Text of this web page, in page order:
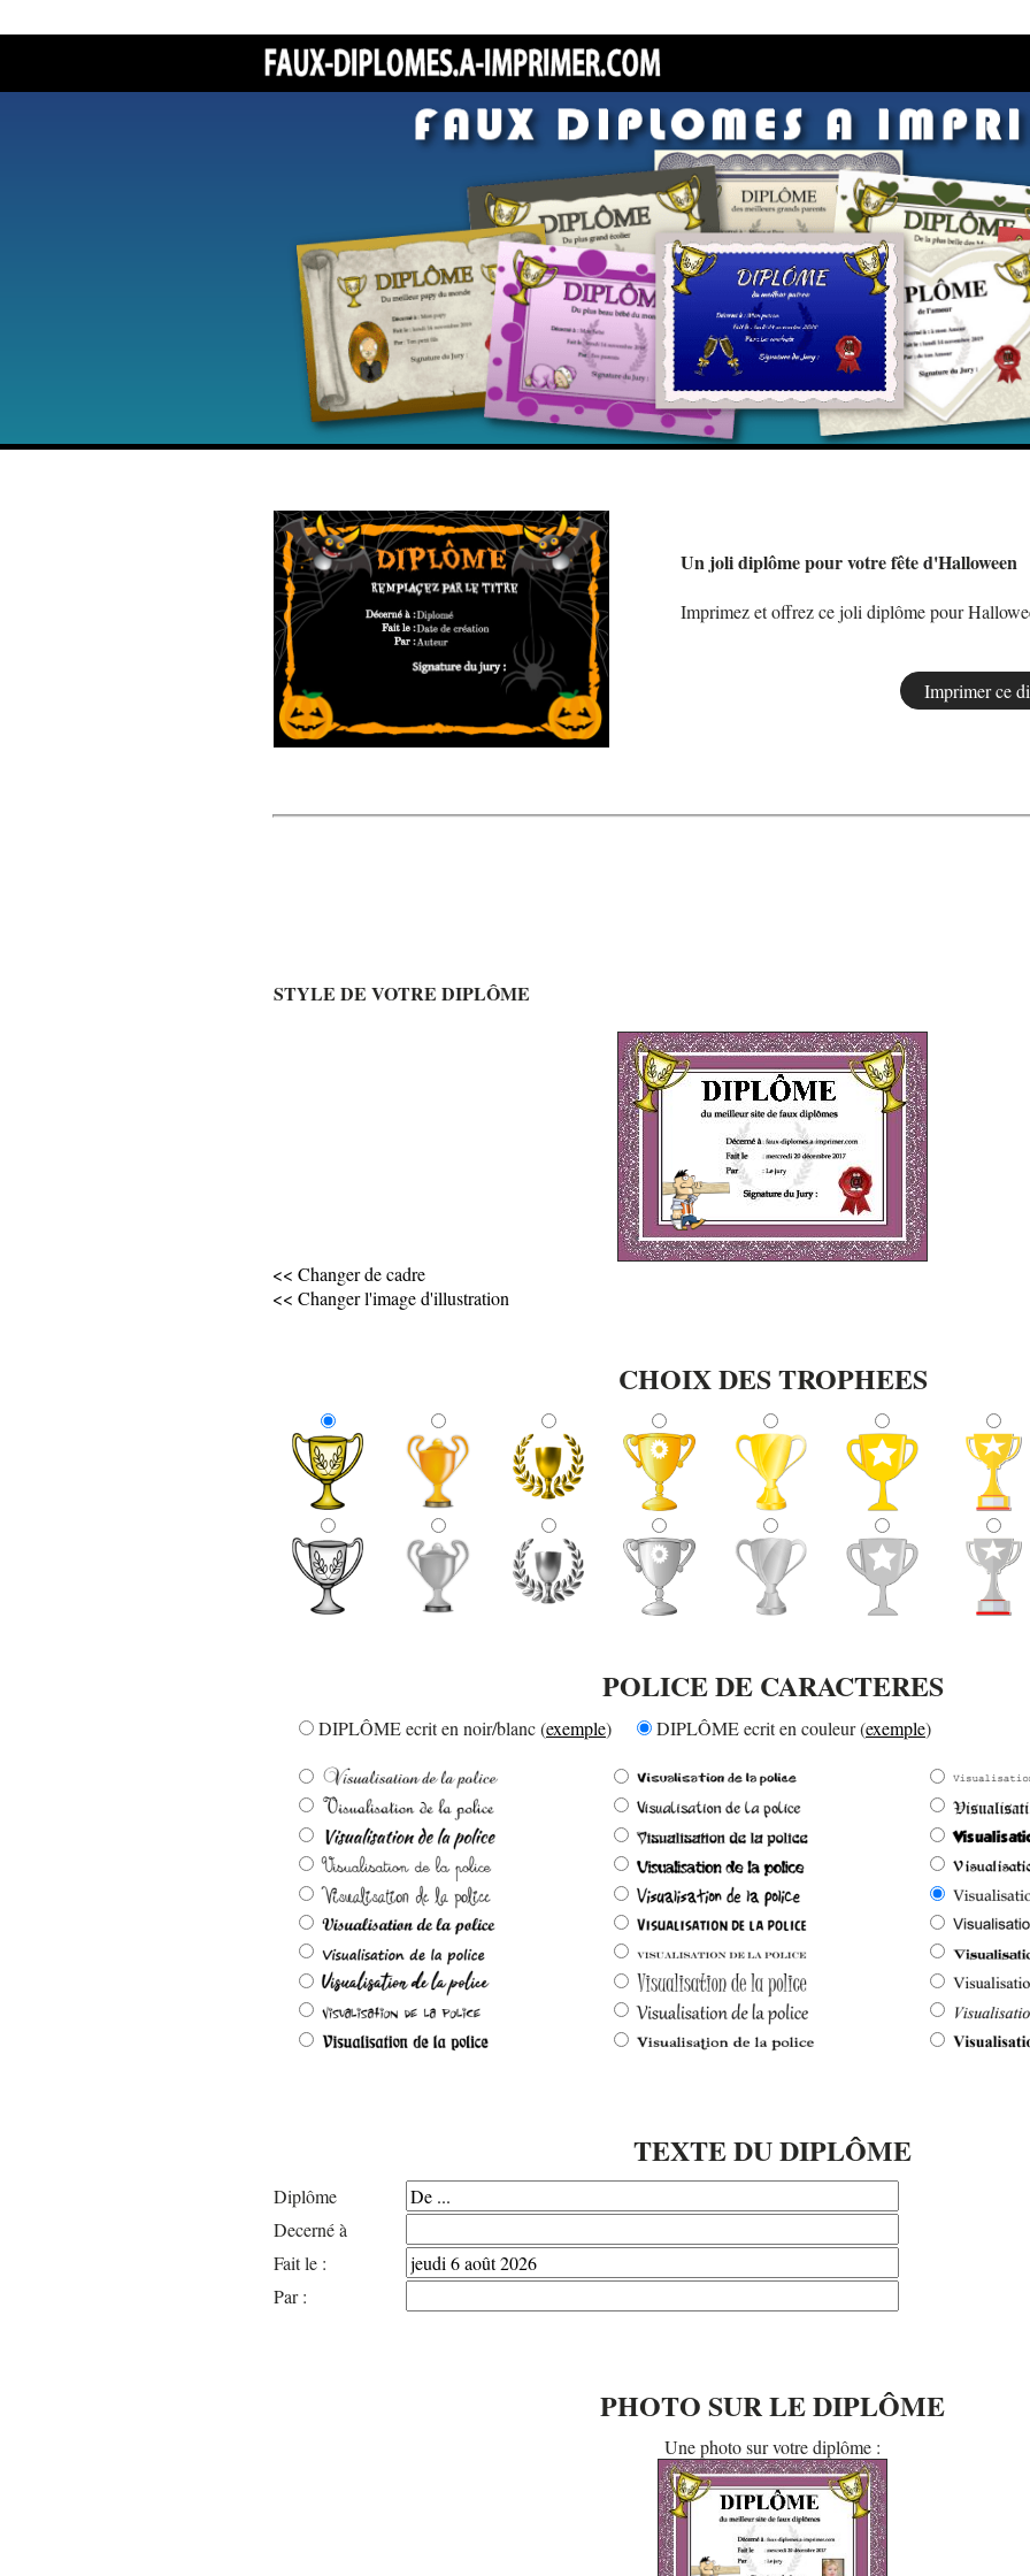
Un joli diplôme pour votre fête d'Halloween
Imprimez et offrez ce joli diplôme pour
STYLE DE VOTRE DIPLÔME
<< Changer de cadre
<< Changer l'image d'illustration
CHOIX DES TROPHEES
POLICE DE CARACTERES
DIPLÔME ecrit en noir/blanc (exemple) DIPLÔME ecrit en couleur (exemple)
TEXTE DU DIPLÔME
Diplôme
Decerné à
Fait le :
Par :
PHOTO SUR LE DIPLÔME
Une photo sur votre diplôme :